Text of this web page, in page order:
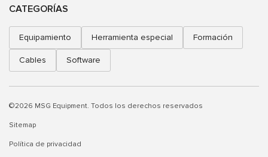
CATEGORÍAS
Equipamiento Herramienta especial Formación
Cables Software
©2026 MSG Equipment. Todos los derechos reservados
Sitemap
Política de privacidad